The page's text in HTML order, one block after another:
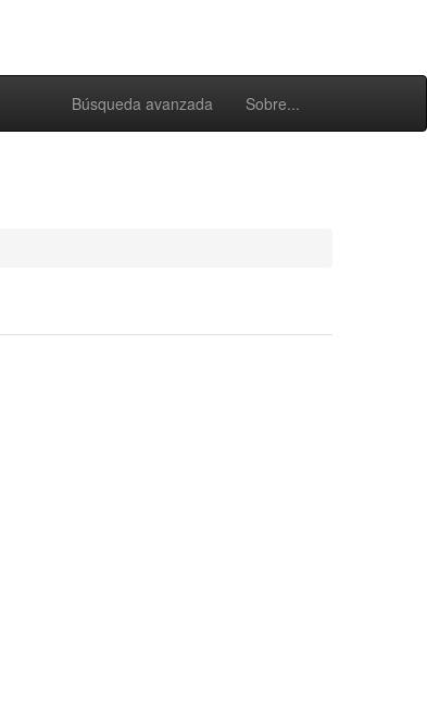
Búsqueda avanzada Sobre...